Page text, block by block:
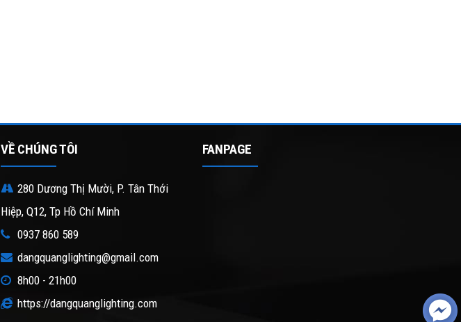
VỀ CHÚNG TÔI
280 Dương Thị Mười, P. Tân Thới
Hiệp, Q12, Tp Hồ Chí Minh
0937 860 589
dangquanglighting@gmail.com
8h00 - 21h00
https://dangquanglighting.com
FANPAGE